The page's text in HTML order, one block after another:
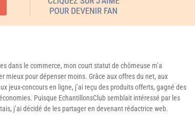
dans le commerce, mon court statut de chômeuse m’a
mieux pour dépenser moins. Grâce aux offres du net, aux
jeux-concours en ligne, j’ai reçu des produits offerts, gagné des
Puisque EchantillonsClub semblait intéressé par les
j’ai décidé de les partager en devenant rédactrice web.